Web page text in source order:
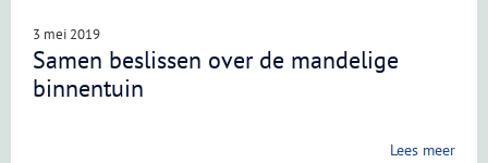
3 mei 2019
Samen beslissen over de mandelige
binnentuin
Lees meer